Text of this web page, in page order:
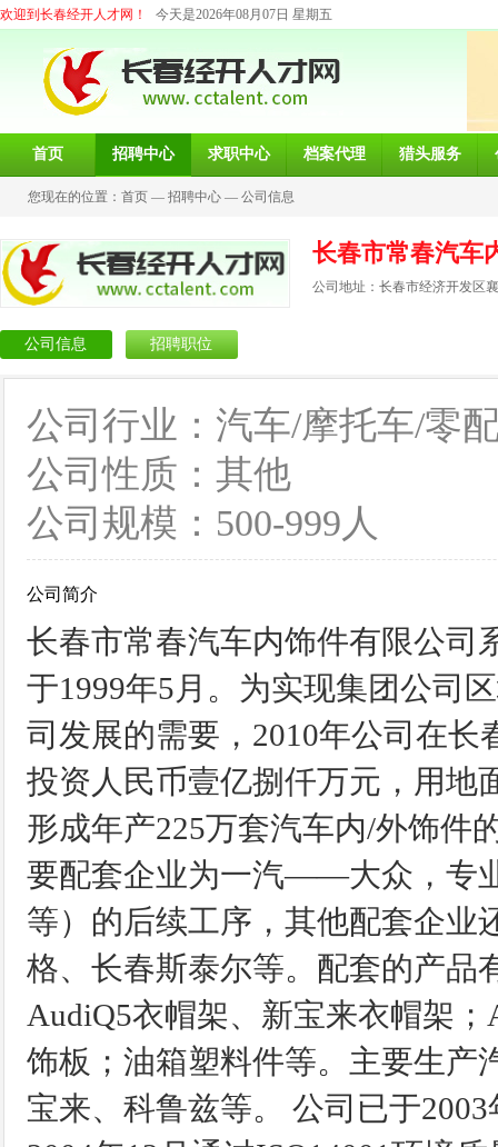
欢迎到长春经开人才网！ 今天是2026年08月07日 星期五
首页 招聘中心 求职中心 档案代理 猎头服务
您现在的位置： 首页 — 招聘中心 — 公司信息
长春市常春汽车
公司地址：长春市经济开发区
公司信息 招聘职位
公司行业：汽车/摩托车/零
公司性质：其他
公司规模：500-999人
公司简介
长春市常春汽车内饰件有限公司
于1999年5月。为实现集团公司
司发展的需要，2010年公司在
投资人民币壹亿捌仟万元，用地
形成年产225万套汽车内/外饰件
要配套企业为一汽——大众，专
等）的后续工序，其他配套企业
格、长春斯泰尔等。配套的产品
AudiQ5衣帽架、新宝来衣帽架
饰板；油箱塑料件等。主要生产
宝来、科鲁兹等。 公司已于